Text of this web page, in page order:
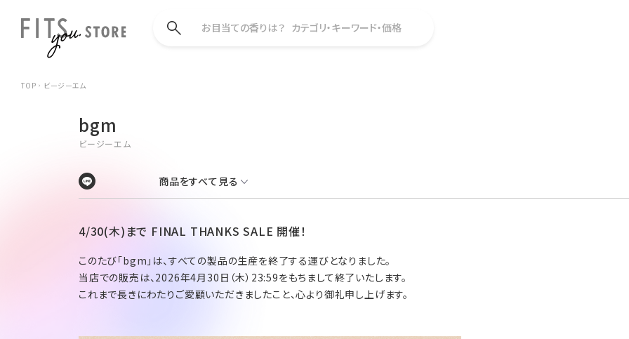
お目当ての香りは？ カテゴリ・キーワード・価格
TOP ビージーエム
bgm
ビージーエム
商品をすべて見る
4/30(木)まで FINAL THANKS SALE 開催！
このたび「bgm」は、すべての製品の生産を終了する運びとなりました。
当店での販売は、2026年4月30日（木）23:59をもちまして終了いたします。
これまで長きにわたりご愛顧いただきましたこと、心より御礼申し上げます。